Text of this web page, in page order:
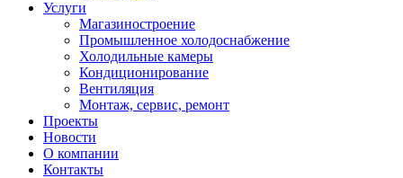
Услуги
Магазиностроение
Промышленное холодоснабжение
Холодильные камеры
Кондиционирование
Вентиляция
Монтаж, сервис, ремонт
Проекты
Новости
О компании
Контакты